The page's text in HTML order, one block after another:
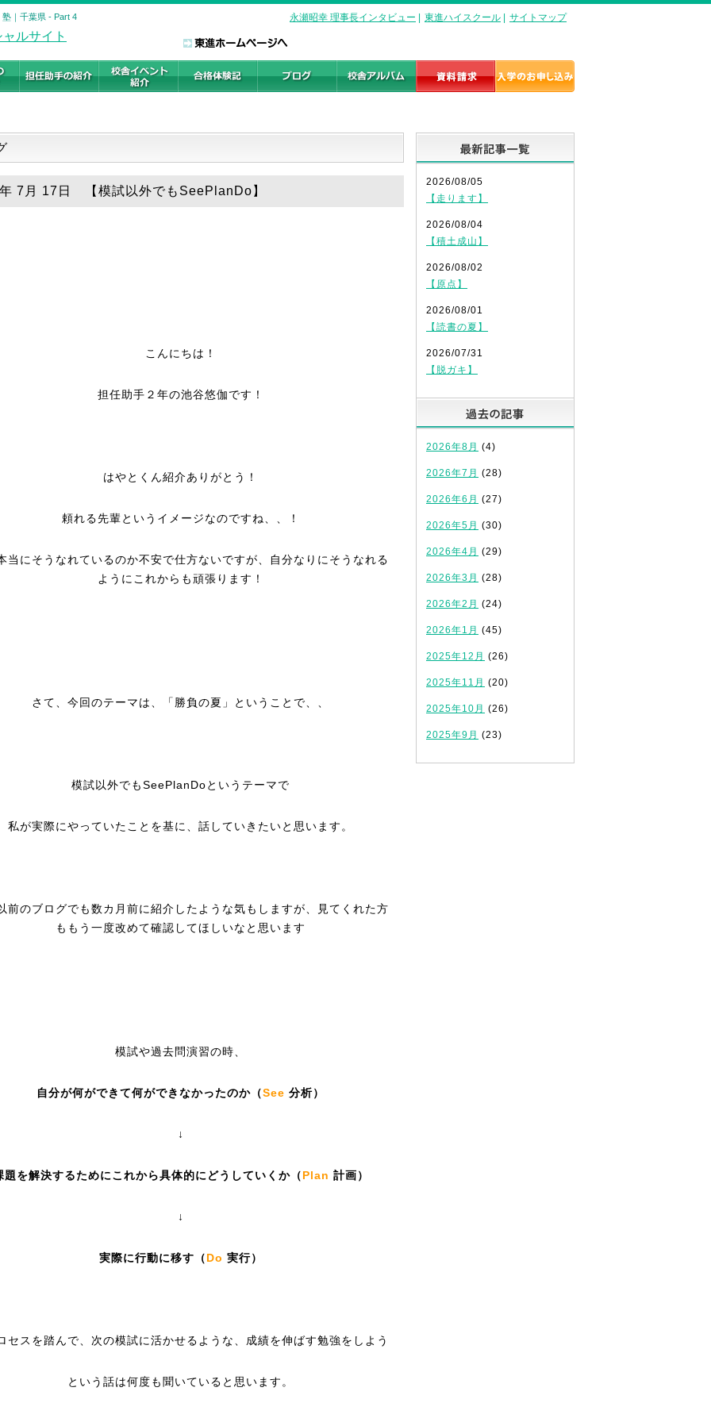
｜千葉県 - Part 4 永瀬昭幸 理事長インタビュー 東進ハイスクール サイトマップ
7月 17日 【模試以外でもSeePlanDo】
こんにちは！
担任助手２年の池谷悠伽です！
はやとくん紹介ありがとう！
頼れる先輩というイメージなのですね、、！
当にそうなれているのか不安で仕方ないですが、自分なりにそうなれる
ようにこれからも頑張ります！
さて、今回のテーマは、「勝負の夏」ということで、、
模試以外でもSeePlanDoというテーマで
私が実際にやっていたことを基に、話していきたいと思います。
前のブログでも数カ月前に紹介したような気もしますが、見てくれた方
ももう一度改めて確認してほしいなと思います
模試や過去問演習の時、
自分が何ができて何ができなかったのか（See 分析）
↓
題を解決するためにこれから具体的にどうしていくか（Plan 計画）
↓
実際に行動に移す（Do 実行）
セスを踏んで、次の模試に活かせるような、成績を伸ばす勉強をしよう
という話は何度も聞いていると思います。
2026/08/05
【走ります】
2026/08/04
【積土成山】
2026/08/02
【原点】
2026/08/01
【読書の夏】
2026/07/31
【脱ガキ】
2026年8月 (4)
2026年7月 (28)
2026年6月 (27)
2026年5月 (30)
2026年4月 (29)
2026年3月 (28)
2026年2月 (24)
2026年1月 (45)
2025年12月 (26)
2025年11月 (20)
2025年10月 (26)
2025年9月 (23)